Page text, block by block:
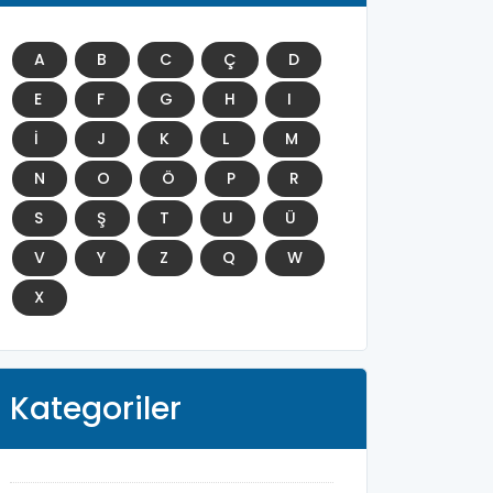
A B C Ç
D
E
F G H
I
İ
J K L
M
N
O Ö P
R
S
Ş T U
Ü
V
Y Z Q
W
X
Kategoriler